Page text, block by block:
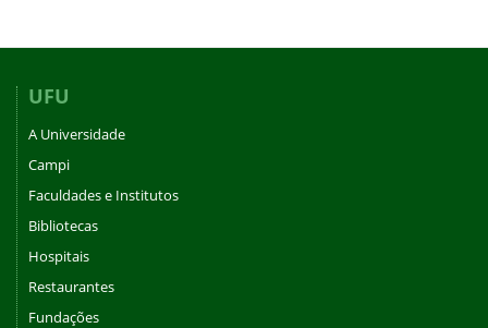
UFU
A Universidade
Campi
Faculdades e Institutos
Bibliotecas
Hospitais
Restaurantes
Fundações